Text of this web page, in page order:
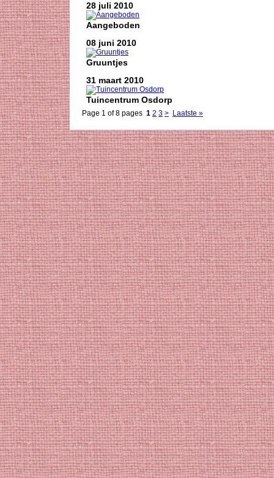
28 juli 2010
Aangeboden
08 juni 2010
Gruuntjes
31 maart 2010
Tuincentrum Osdorp
Page 1 of 8 pages 1 2 3 > Laatste »